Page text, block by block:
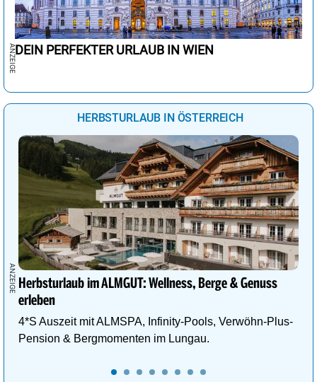
DEIN PERFEKTER URLAUB IN WIEN
HERBSTURLAUB IN ÖSTERREICH
Herbsturlaub im ALMGUT: Wellness, Berge & Genuss
erleben
4*S Auszeit mit ALMSPA, Infinity-Pools, Verwöhn-Plus-
Pension & Bergmomenten im Lungau.